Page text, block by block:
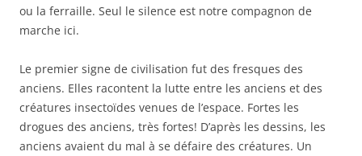
ou la ferraille. Seul le silence est notre compagnon de
marche ici.
Le premier signe de civilisation fut des fresques des
anciens. Elles racontent la lutte entre les anciens et des
créatures insectoïdes venues de l’espace. Fortes les
drogues des anciens, très fortes! D’après les dessins, les
anciens avaient du mal à se défaire des créatures. Un